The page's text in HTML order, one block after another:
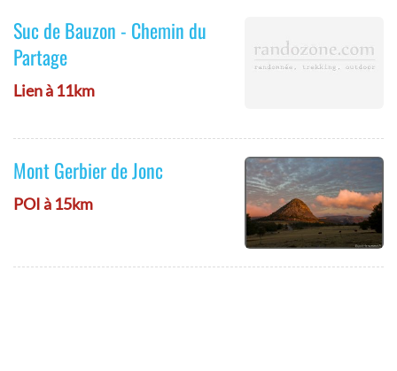
Suc de Bauzon - Chemin du
Partage
Lien à 11km
Mont Gerbier de Jonc
POI à 15km